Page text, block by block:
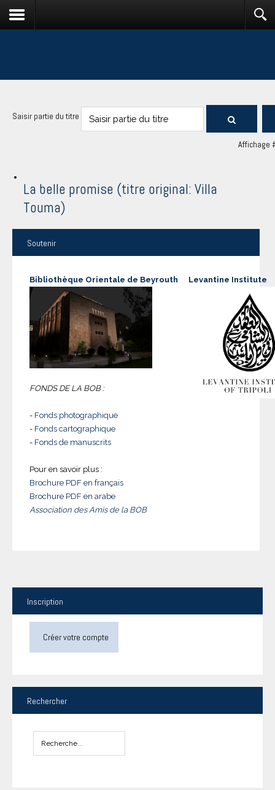
Saisir partie du titre
Affichage
La belle promise (titre original: Villa
Touma)
Soutenir
Bibliothèque Orientale de Beyrouth
FONDS DE LA BOB :
- Fonds photographique
- Fonds cartographique
- Fonds de manuscrits
Pour en savoir plus :
Brochure PDF en français
Brochure PDF en arabe
Association des Amis de la BOB
Levantine Institute
Inscription
Créer votre compte
Rechercher